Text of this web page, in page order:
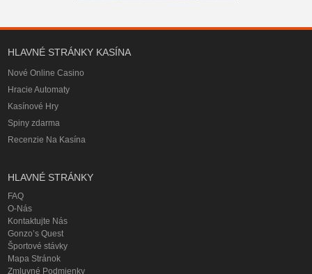
HLAVNÉ STRÁNKY KASÍNA
Nové Online Casino
Hracie Automaty
Kasínové Hry
Spiny zdarma
Recenzie Na Kasína
HLAVNÉ STRÁNKY
FAQ
O-Nás
Kontaktujte Nás
Gonzo’s Quest
Športové stávky
Mapa Stránok
Zmluvné Podmienky